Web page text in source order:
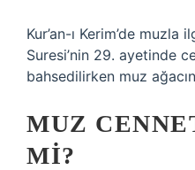
Kur’an-ı Kerim’de
Suresi’nin 29. ayetinde
bahsedilirken muz
MUZ
MI?